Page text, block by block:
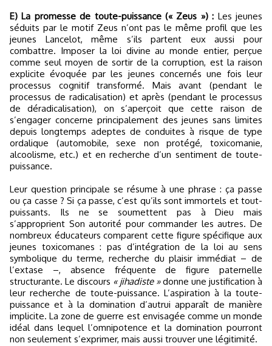
E) La promesse de toute-puissance (« Zeus ») : Les jeunes
séduits par le motif Zeus n’ont pas le même profil que les
jeunes Lancelot, même s’ils partent eux aussi pour
combattre. Imposer la loi divine au monde entier, perçue
comme seul moyen de sortir de la corruption, est la raison
explicite évoquée par les jeunes concernés une fois leur
processus cognitif transformé. Mais avant (pendant le
processus de radicalisation) et après (pendant le processus
de déradicalisation), on s’aperçoit que cette raison de
s’engager concerne principalement des jeunes sans limites
depuis longtemps adeptes de conduites à risque de type
ordalique (automobile, sexe non protégé, toxicomanie,
alcoolisme, etc.) et en recherche d’un sentiment de toute-
puissance.
Leur question principale se résume à une phrase : ça passe
ou ça casse ? Si ça passe, c’est qu’ils sont immortels et tout-
puissants. Ils ne se soumettent pas à Dieu mais
s’approprient Son autorité pour commander les autres. De
nombreux éducateurs comparent cette figure spécifique aux
jeunes toxicomanes : pas d’intégration de la loi au sens
symbolique du terme, recherche du plaisir immédiat – de
l’extase –, absence fréquente de figure paternelle
structurante. Le discours « jihadiste »donne une justification à
leur recherche de toute-puissance. L’aspiration à la toute-
puissance et à la domination d’autrui apparaît de manière
implicite. La zone de guerre est envisagée comme un monde
idéal dans lequel l’omnipotence et la domination pourront
non seulement s’exprimer, mais aussi trouver une légitimité.